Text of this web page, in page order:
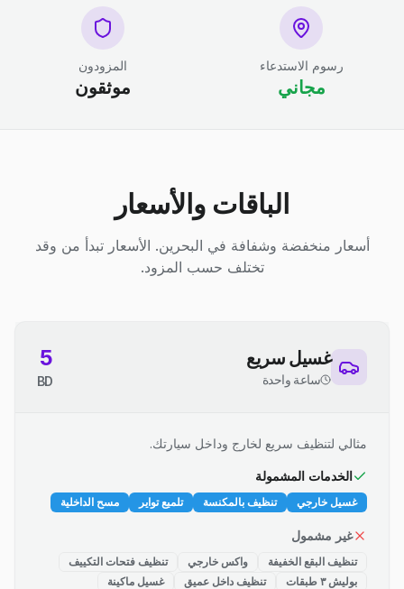
رسوم الاستدعاء
مجاني
المزودون
موثقون
الباقات والأسعار
أسعار منخفضة وشفافة في البحرين. الأسعار تبدأ من وقد
تختلف حسب المزود.
غسيل سريع
ساعة واحدة
5
BD
مثالي لتنظيف سريع لخارج وداخل سيارتك.
الخدمات المشمولة
غسيل خارجي تنظيف بالمكنسة تلميع تواير مسح الداخلية
غير مشمول
تنظيف البقع الخفيفة واكس خارجي
تنظيف فتحات التكييف
بوليش ٣ طبقات
تنظيف داخل عميق غسيل ماكينة